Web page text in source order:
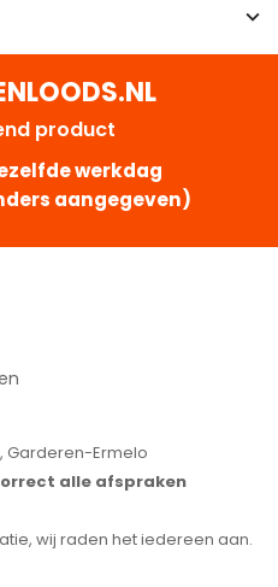
product
werkdag
aangegeven)
Garderen-Ermelo
alle afspraken
wij raden het iedereen aan.